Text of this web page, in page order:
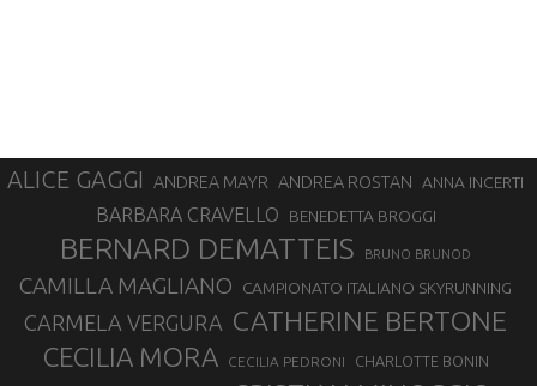
ALICE GAGGI ANDREA MAYR ANDREA ROSTAN ANNA INCERTI
BARBARA CRAVELLO BENEDETTA BROGGI
BERNARD DEMATTEIS BRUNO BRUNOD
CAMILLA MAGLIANO CAMPIONATO ITALIANO SKYRUNNING
CARMELA VERGURA CATHERINE BERTONE
CECILIA MORA CECILIA PEDRONI CHARLOTTE BONIN